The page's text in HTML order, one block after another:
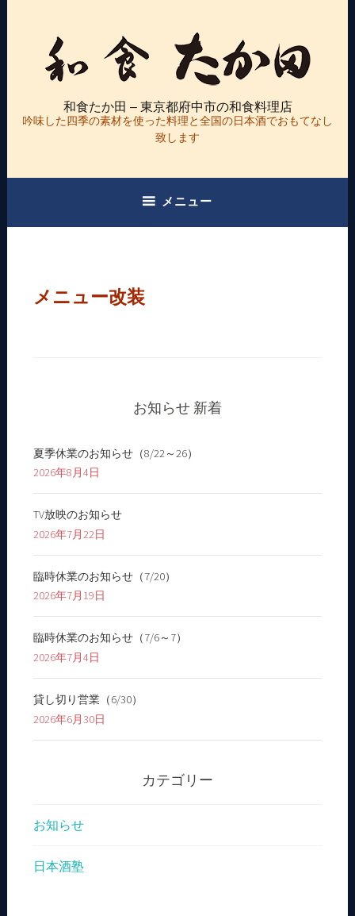
和食たか田 – 東京都府中市の和食料理店
吟味した四季の素材を使った料理と全国の日本酒でおもてなし
致します
メニュー
メニュー改装
お知らせ 新着
夏季休業のお知らせ（8/22～26）
2026年8月4日
TV放映のお知らせ
2026年7月22日
臨時休業のお知らせ（7/20）
2026年7月19日
臨時休業のお知らせ（7/6～7）
2026年7月4日
貸し切り営業（6/30）
2026年6月30日
カテゴリー
お知らせ
日本酒塾